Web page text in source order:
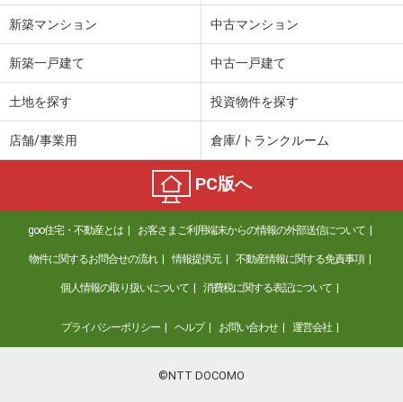
新築マンション 中古マンション
新築一戸建て 中古一戸建て
土地を探す 投資物件を探す
店舗/事業用 倉庫/トランクルーム
PC版へ
goo住宅・不動産とは お客さまご利用端末からの情報の外部送信について
物件に関するお問合せの流れ 情報提供元 不動産情報に関する免責事項
個人情報の取り扱いについて 消費税に関する表記について
プライバシーポリシー ヘルプ お問い合わせ 運営会社
©NTT DOCOMO